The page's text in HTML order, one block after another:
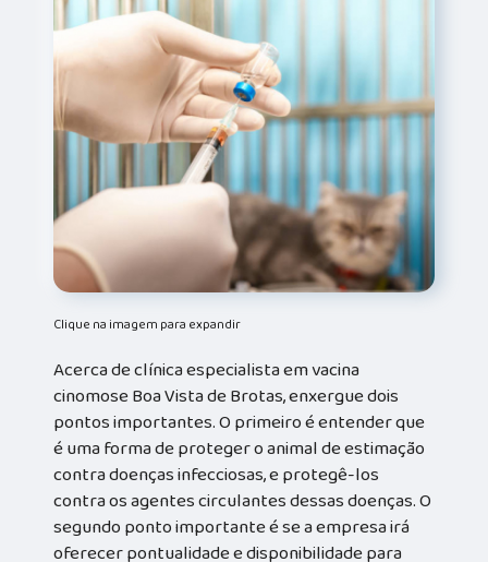
Clique na imagem para expandir
Acerca de clínica especialista em vacina
cinomose Boa Vista de Brotas, enxergue dois
pontos importantes. O primeiro é entender que
é uma forma de proteger o animal de estimação
contra doenças infecciosas, e protegê-los
contra os agentes circulantes dessas doenças. O
segundo ponto importante é se a empresa irá
oferecer pontualidade e disponibilidade para